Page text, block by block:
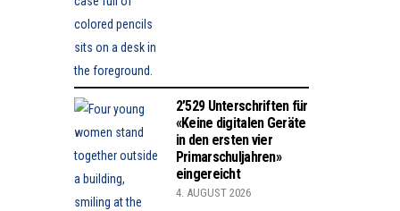
2’529 Unterschriften für
«Keine digitalen Geräte
in den ersten vier
Primarschuljahren»
eingereicht
4. AUGUST 2026